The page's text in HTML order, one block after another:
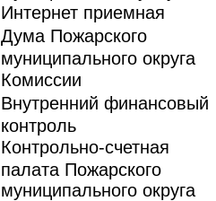
Интернет приемная
Дума Пожарского
муниципального округа
Комиссии
Внутренний финансовый
контроль
Контрольно-счетная
палата Пожарского
муниципального округа